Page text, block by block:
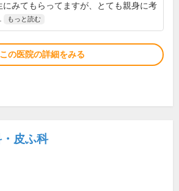
みてもらってますが、とても親身に考
もっと読む
この医院の詳細をみる
皮ふ科